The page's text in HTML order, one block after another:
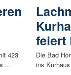
423
...
feiert
Die Bad
ins